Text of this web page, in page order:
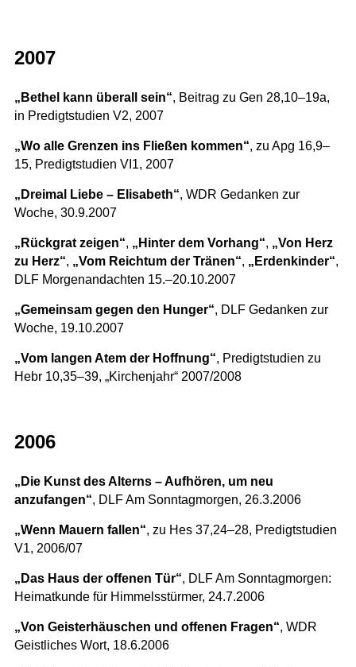
2007
„Bethel kann überall sein“, Beitrag zu Gen 28,10–19a,
in Predigtstudien V2, 2007
„Wo alle Grenzen ins Fließen kommen“, zu Apg 16,9–
15, Predigtstudien VI1, 2007
„Dreimal Liebe – Elisabeth“, WDR Gedanken zur
Woche, 30.9.2007
„Rückgrat zeigen“, „Hinter dem Vorhang“, „Von Herz
zu Herz“, „Vom Reichtum der Tränen“, „Erdenkinder“,
DLF Morgenandachten 15.–20.10.2007
„Gemeinsam gegen den Hunger“, DLF Gedanken zur
Woche, 19.10.2007
„Vom langen Atem der Hoffnung“, Predigtstudien zu
Hebr 10,35–39, „Kirchenjahr“ 2007/2008
2006
„Die Kunst des Alterns – Aufhören, um neu
anzufangen“, DLF Am Sonntagmorgen, 26.3.2006
„Wenn Mauern fallen“, zu Hes 37,24–28, Predigtstudien
V1, 2006/07
„Das Haus der offenen Tür“, DLF Am Sonntagmorgen:
Heimatkunde für Himmelsstürmer, 24.7.2006
„Von Geisterhäuschen und offenen Fragen“, WDR
Geistliches Wort, 18.6.2006